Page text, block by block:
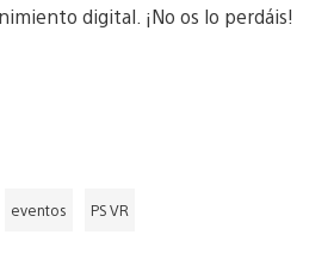
digital. ¡No os lo perdáis!
eventos PS VR